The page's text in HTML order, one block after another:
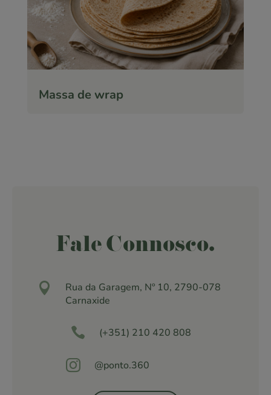
Massa de wrap
Fale Connosco.

Rua da Garagem, Nº 10, 2790-078
Carnaxide
 (+351) 210 420 808
 @ponto.360